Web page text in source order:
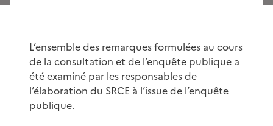
L’ensemble des remarques formulées au cours
de la consultation et de l’enquête publique a
été examiné par les responsables de
l’élaboration du SRCE à l’issue de l’enquête
publique.